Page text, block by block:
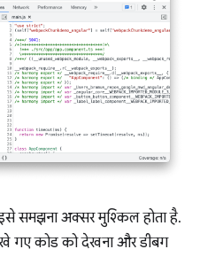
समझना अक्सर मुश्किल होता है.
गए कोड को देखना और डीबग